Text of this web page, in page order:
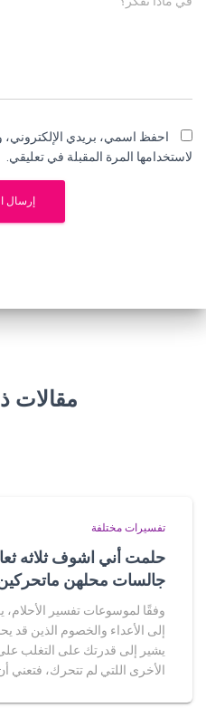
احفظ اسمي، بريدي الإلكتروني،
لاستخدامها المرة المقبلة في تعليقي.
مقالات
تفسيرات مختلفة
حلمت أني اشوف ثلاثه
جالسات محلهن
وفقًا لموسوعات تفسير الأحلام،
إلى الأعداء والخصوم الذين قد
يشير إلى قدرتك على التغلب على
الأخرى اللتي لم تتحرك، فتعني